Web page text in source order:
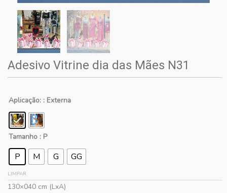
Adesivo Vitrine dia das Mães N31
Aplicação: : Externa
Tamanho : P
P M G GG
LIMPAR
130×040 cm (LxA)